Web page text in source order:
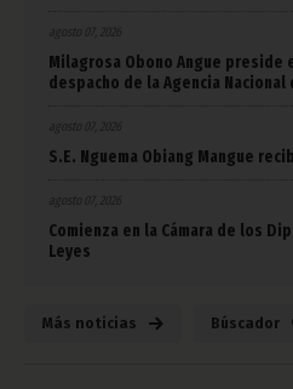
agosto 07, 2026
Milagrosa Obono Angue
despacho de la Agencia
agosto 07, 2026
S.E. Nguema Obiang Mangue
agosto 07, 2026
Comienza en la Cámara de los
Leyes
Más noticias Búscador